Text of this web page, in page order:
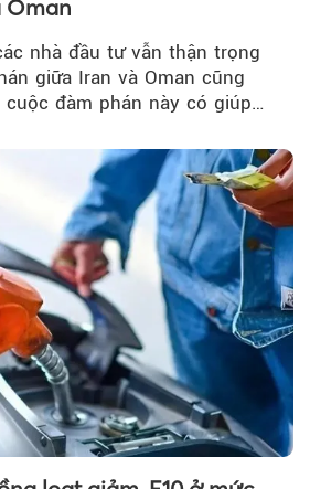
Oman
nhà đầu tư vẫn thận trọng
giữa Iran và Oman cũng
đàm phán này có giúp